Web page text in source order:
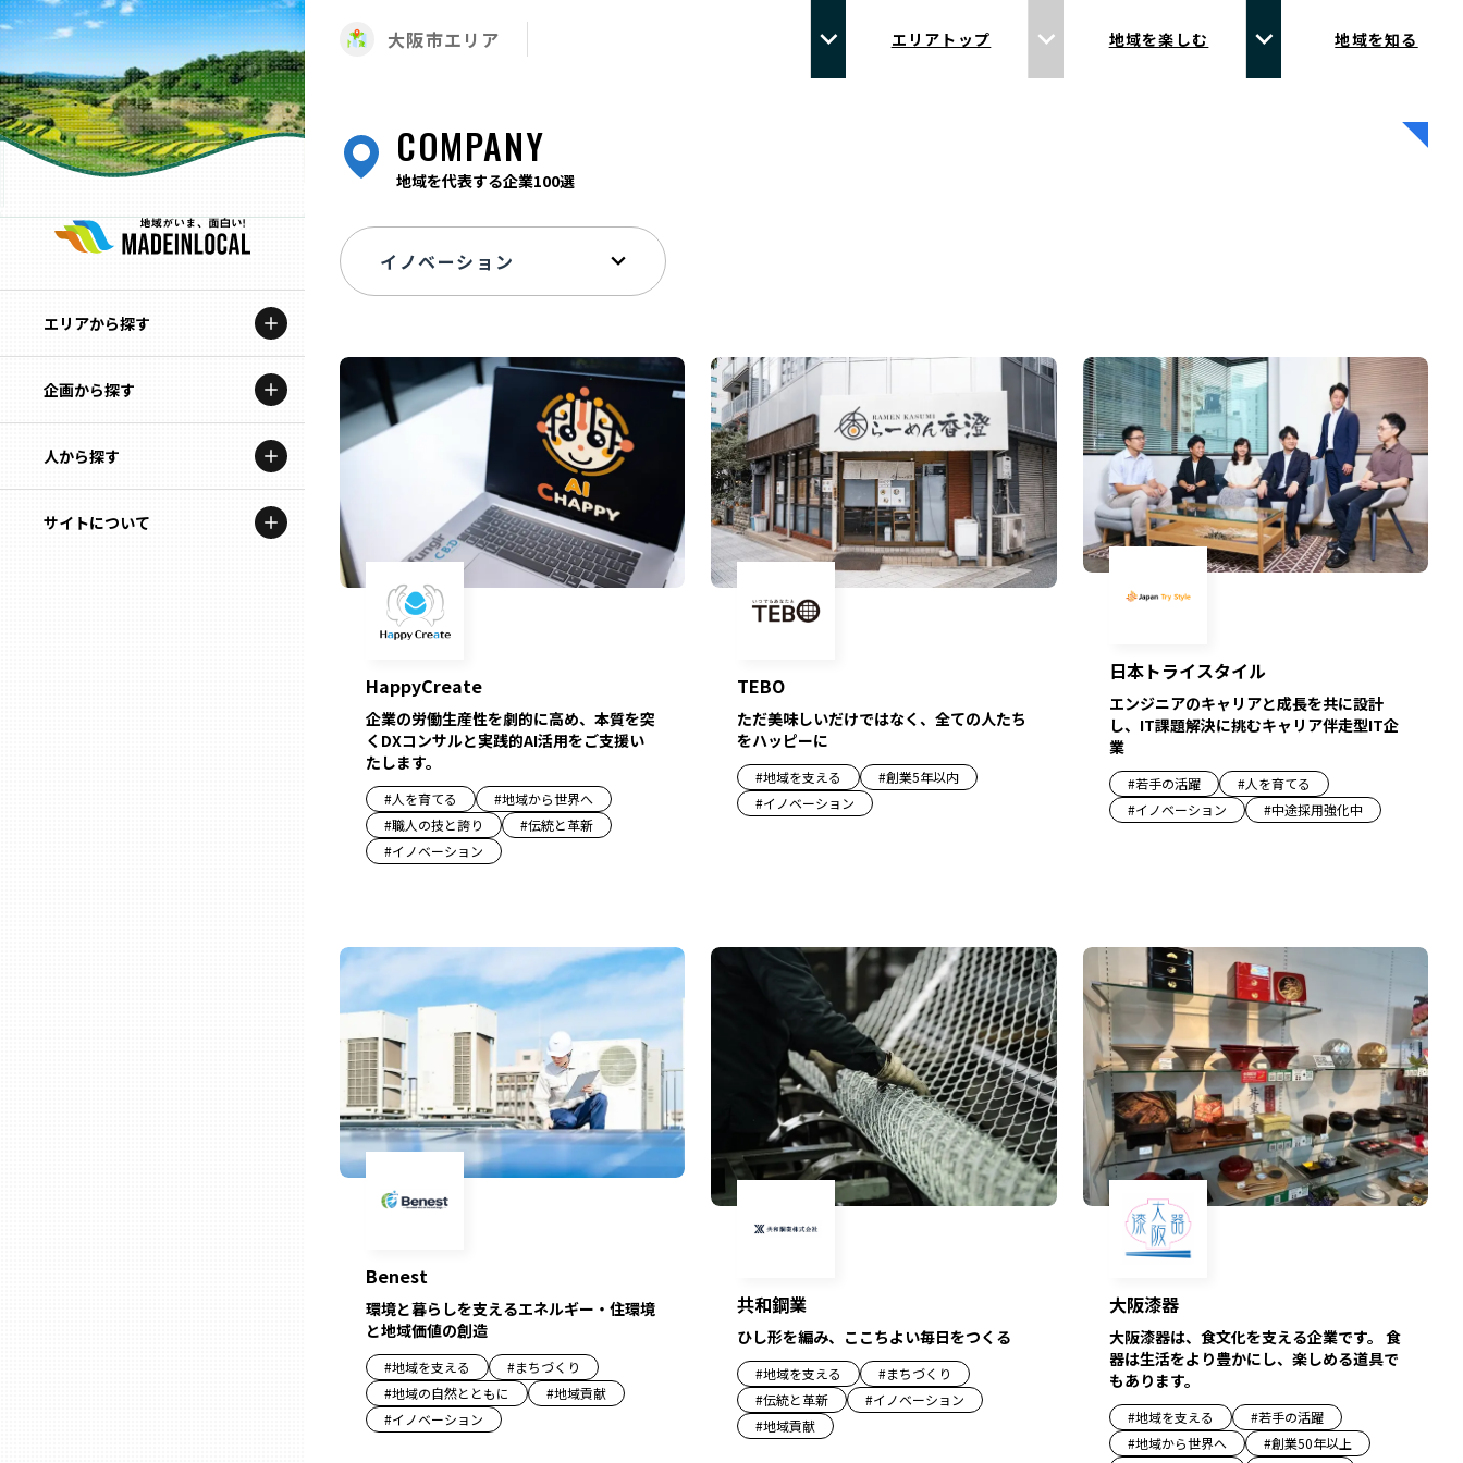
エリアから探す
北海道
青森
岩手
企画から探す
特集コンテンツ
地域を代表する企業100選
人から探す
記事ライター
サイトについて
大阪市エリア エリアトップ 地域を楽しむ 地域を知る
COMPANY
地域を代表する企業100選
HappyCreate
企業の労働生産性を劇的に高め、本質を突
くDXコンサルと実践的AI活用をご支援い
たします。
#人を育てる #地域から世界へ
#職人の技と誇り #伝統と革新
#イノベーション
TEBO
ただ美味しいだけではなく、全ての人たち
をハッピーに
#地域を支える #創業5年以内
#イノベーション
日本トライスタイル
エンジニアのキャリアと成長を共に設計
し、IT課題解決に挑むキャリア伴走型IT企
業
#若手の活躍 #人を育てる
#イノベーション #中途採用強化中
Benest
環境と暮らしを支えるエネルギー・住環境
と地域価値の創造
#地域を支える #まちづくり
#地域の自然とともに #地域貢献
#イノベーション
共和鋼業
ひし形を編み、ここちよい毎日をつくる
#地域を支える #まちづくり
#伝統と革新 #イノベーション
#地域貢献
大阪漆器
大阪漆器は、食文化を支える企業です。 食
器は生活をより豊かにし、楽しめる道具で
もあります。
#地域を支える #若手の活躍
#地域から世界へ #創業50年以上